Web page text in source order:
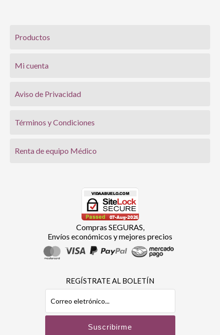
Productos
Mi cuenta
Aviso de Privacidad
Términos y Condiciones
Renta de equipo Médico
Compras SEGURAS,
Envíos económicos y mejores precios
REGÍSTRATE AL BOLETÍN